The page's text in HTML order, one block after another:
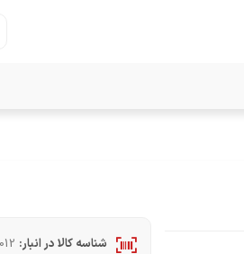
شناسه کالا در انبار: